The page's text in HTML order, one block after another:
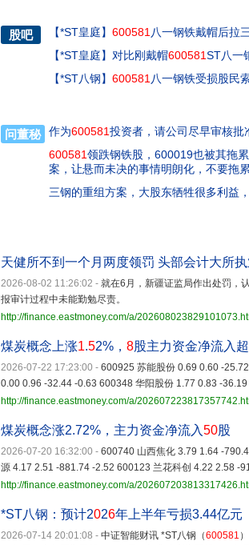
股吧 【*ST皇庭】 600581 八一钢铁戴帽后拉
【*ST皇庭】 对比刚戴帽600581ST八一
【*ST八钢】 600581 八一钢铁受损股民
问董秘 作为600581投资者，请公司尽早审核批
600581领跌钢铁股，600019也被其拖
案，让悬而未决的事情明朗化，不要拖
三钢的重组方案，大股东牺牲很多利益
天健所不到一个月两度领罚 头部会计大所
2026-08-02 11:26:02 - 就在6月，新疆证监局作出处罚，
报审计过程中未能勤勉尽责。
http://finance.eastmoney.com/a/
煤炭概念上涨1.52%， 8股主力资金净流入超
2026-07-22 17:23:00 - 600925 苏能股份 0.69 0.60 -
0.00 0.96 -32.44 -0.63 600348 华阳股份 1.77 0.83 -
http://finance.eastmoney.com/a/
煤炭概念涨2.72%，主力资金净流入50股
2026-07-20 16:32:00 - 600740 山西焦化 3.79 1.64 -
源 4.17 2.51 -881.74 -2.52 600123 兰花科创 4.22 2.58 -
http://finance.eastmoney.com/a/
*ST八钢：预计2026年上半年亏损3.44亿元
2026-07-14 20:01:08 - 中证智能财讯 *ST八钢（600581